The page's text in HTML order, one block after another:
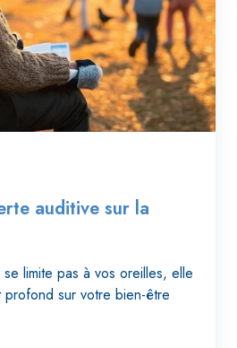
auditive sur la
limite pas à vos oreilles, elle
profond sur votre bien-être